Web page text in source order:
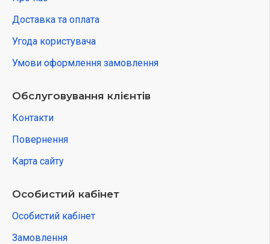
Доставка та оплата
Угода користувача
Умови оформлення замовлення
Обслуговування клієнтів
Контакти
Повернення
Карта сайту
Особистий кабінет
Особистий кабінет
Замовлення